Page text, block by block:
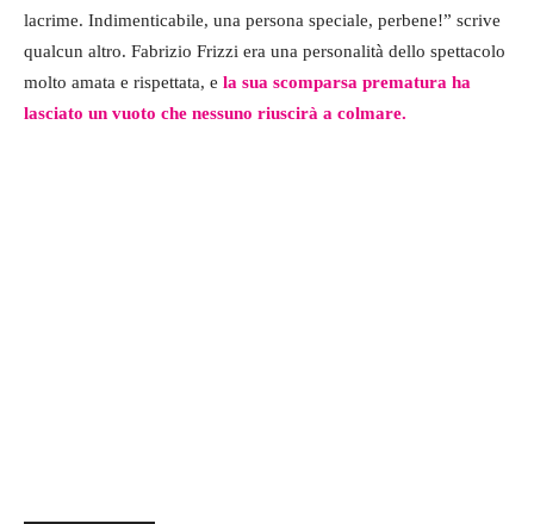
lacrime. Indimenticabile, una persona speciale, perbene!” scrive
qualcun altro. Fabrizio Frizzi era una personalità dello spettacolo
molto amata e rispettata, e la sua scomparsa prematura ha
lasciato un vuoto che nessuno riuscirà a colmare.